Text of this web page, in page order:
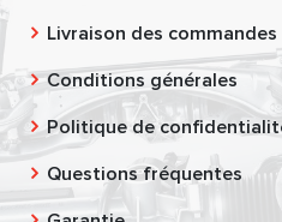
Livraison des commandes
Conditions générales
Politique de
Questions fréquentes